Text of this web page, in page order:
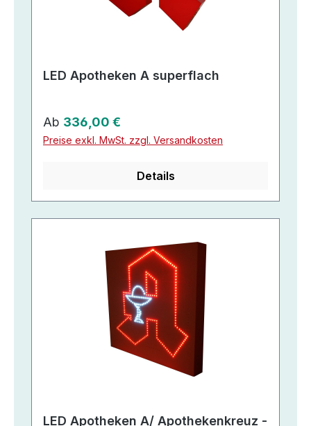
LED Apotheken A superflach
Regulärer Preis:
Ab 336,00 €
Preise exkl. MwSt. zzgl. Versandkosten
Details
LED Apotheken A/ Apothekenkreuz -